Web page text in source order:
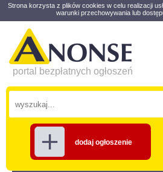
Strona korzysta z plików cookies w celu realizacji
warunki przechowywania lub
portal bezpłatnych ogłoszeń
dodaj ogłoszenie